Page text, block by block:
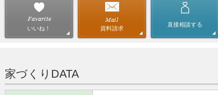
いいね！ 資料請求
直接相談する
家づくりDATA